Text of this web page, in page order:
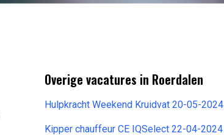
Overige vacatures in Roerdalen
Hulpkracht Weekend Kruidvat 20-05-2024
Kipper chauffeur CE IQSelect 22-04-2024